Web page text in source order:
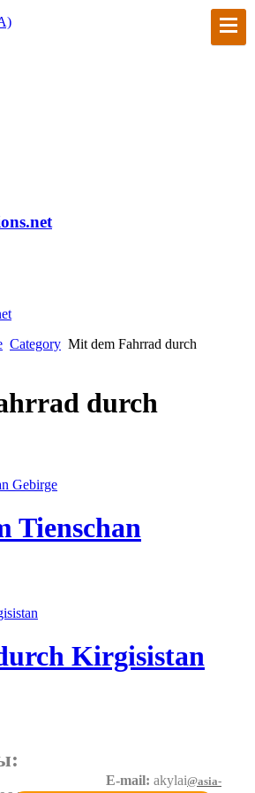
Category Mit dem Fahrrad durch
durch
Tienschan
Kirgisistan
E-mail: akylai@asia-